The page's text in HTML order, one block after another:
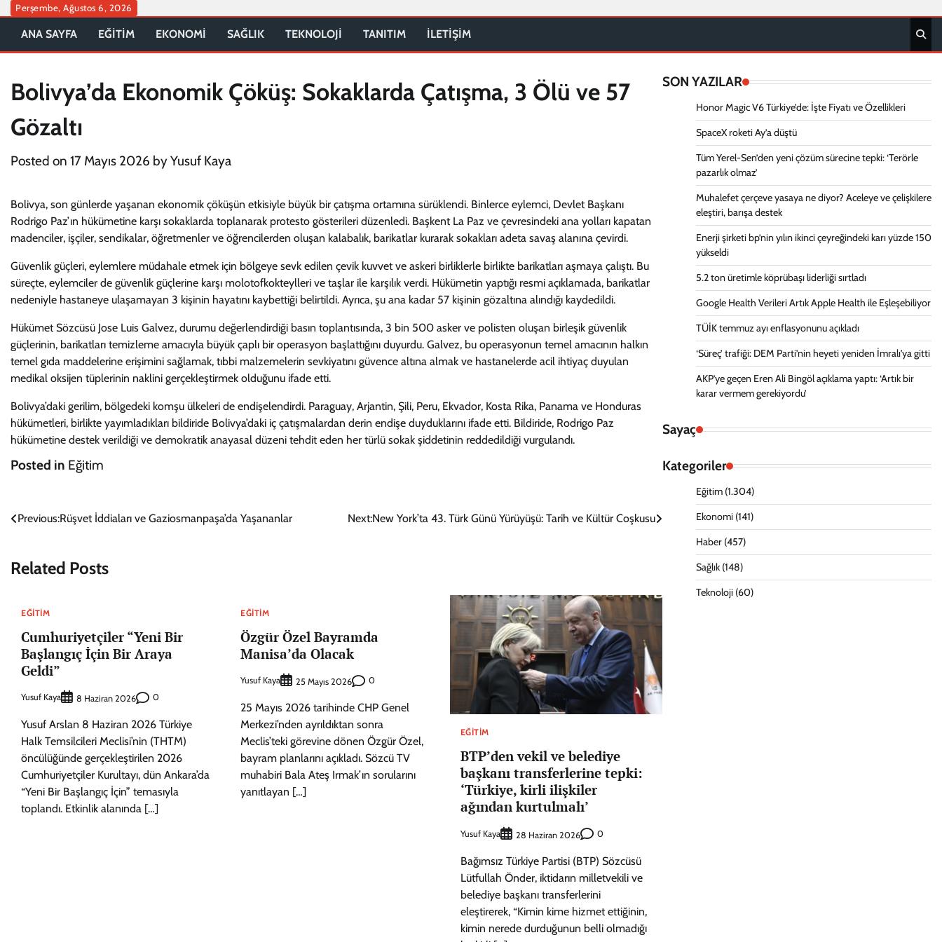
Skip
content
Perşembe, Ağustos 6, 2026
ANA SAYFA EĞİTİM EKONOMİ SAĞLIK TEKNOLOJİ TANITIM İLETİŞİM
Bolivya’da Ekonomik Çöküş: Sokaklarda Çatışma, 3 Ölü ve 57
Gözaltı
Posted on 17 Mayıs 2026 byYusuf Kaya
Bolivya, son günlerde yaşanan ekonomik çöküşün etkisiyle büyük bir çatışma ortamına sürüklendi. Binlerce eylemci, Devlet Başkanı
Rodrigo Paz’ın hükümetine karşı sokaklarda toplanarak protesto gösterileri düzenledi. Başkent La Paz ve çevresindeki ana yolları kapatan
madenciler, işçiler, sendikalar, öğretmenler ve öğrencilerden oluşan kalabalık, barikatlar kurarak sokakları adeta savaş alanına çevirdi.
Güvenlik güçleri, eylemlere müdahale etmek için bölgeye sevk edilen çevik kuvvet ve askeri birliklerle birlikte barikatları aşmaya çalıştı. Bu
süreçte, eylemciler de güvenlik güçlerine karşı molotofkokteylleri ve taşlar ile karşılık verdi. Hükümetin yaptığı resmi açıklamada, barikatlar
nedeniyle hastaneye ulaşamayan 3 kişinin hayatını kaybettiği belirtildi. Ayrıca, şu ana kadar 57 kişinin gözaltına alındığı kaydedildi.
Hükümet Sözcüsü Jose Luis Galvez, durumu değerlendirdiği basın toplantısında, 3 bin 500 asker ve polisten oluşan birleşik güvenlik
güçlerinin, barikatları temizleme amacıyla büyük çaplı bir operasyon başlattığını duyurdu. Galvez, bu operasyonun temel amacının halkın
temel gıda maddelerine erişimini sağlamak, tıbbi malzemelerin sevkiyatını güvence altına almak ve hastanelerde acil ihtiyaç duyulan
medikal oksijen tüplerinin naklini gerçekleştirmek olduğunu ifade etti.
Bolivya’daki gerilim, bölgedeki komşu ülkeleri de endişelendirdi. Paraguay, Arjantin, Şili, Peru, Ekvador, Kosta Rika, Panama ve Honduras
hükümetleri, birlikte yayımladıkları bildiride Bolivya’daki iç çatışmalardan derin endişe duyduklarını ifade etti. Bildiride, Rodrigo Paz
hükümetine destek verildiği ve demokratik anayasal düzeni tehdit eden her türlü sokak şiddetinin reddedildiği vurgulandı.
Posted in Eğitim
Yazı
Previous:Rüşvet İddiaları ve Gaziosmanpaşa’da Yaşananlar Next:New York’ta 43. Türk Günü Yürüyüşü: Tarih ve Kültür Coşkusu
Related Posts
EĞITIM
Cumhuriyetçiler “Yeni Bir
Başlangıç İçin Bir Araya
Geldi”
Yusuf Kaya 8 Haziran 2026 0
Yusuf Arslan 8 Haziran 2026 Türkiye
Halk Temsilcileri Meclisi’nin (THTM)
öncülüğünde gerçekleştirilen 2026
Cumhuriyetçiler Kurultayı, dün Ankara’da
“Yeni Bir Başlangıç İçin” temasıyla
toplandı. Etkinlik alanında […]
EĞITIM
Özgür Özel Bayramda
Manisa’da Olacak
Yusuf Kaya 25 Mayıs 2026 0
25 Mayıs 2026 tarihinde CHP Genel
Merkezi’nden ayrıldıktan sonra
Meclis’teki görevine dönen Özgür Özel,
bayram planlarını açıkladı. Sözcü TV
muhabiri Bala Ateş Irmak’ın sorularını
yanıtlayan […]
EĞITIM
BTP’den vekil ve belediye
başkanı transferlerine tepki:
‘Türkiye, kirli ilişkiler
ağından kurtulmalı’
Yusuf Kaya 28 Haziran 2026 0
Bağımsız Türkiye Partisi (BTP) Sözcüsü
Lütfullah Önder, iktidarın milletvekili ve
belediye başkanı transferlerini
eleştirerek, “Kimin kime hizmet ettiğinin,
kimin nerede durduğunun belli olmadığı
SON YAZILAR
Honor Magic V6 Türkiye’de: İşte Fiyatı ve Özellikleri
SpaceX roketi Ay’a düştü
Tüm Yerel-Sen’den yeni çözüm sürecine tepki: ‘Terörle
pazarlık olmaz’
Muhalefet çerçeve yasaya ne diyor? Aceleye ve çelişkilere
eleştiri, barışa destek
Enerji şirketi bp’nin yılın ikinci çeyreğindeki karı yüzde 150
yükseldi
5.2 ton üretimle köprübaşı liderliği sırtladı
Google Health Verileri Artık Apple Health ile Eşleşebiliyor
TÜİK temmuz ayı enflasyonunu açıkladı
‘Süreç’ trafiği: DEM Parti’nin heyeti yeniden İmralı’ya gitti
AKP’ye geçen Eren Ali Bingöl açıklama yaptı: ‘Artık bir
karar vermem gerekiyordu’
Sayaç
Kategoriler
Eğitim(1.304)
Ekonomi(141)
Haber(457)
Sağlık(148)
Teknoloji(60)